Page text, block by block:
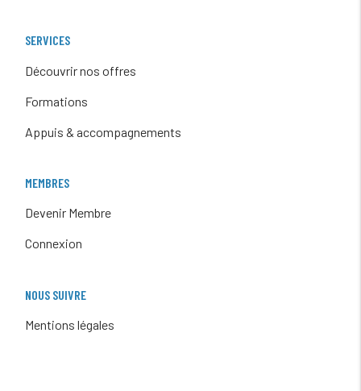
SERVICES
Découvrir nos offres
Formations
Appuis & accompagnements
MEMBRES
Devenir Membre
Connexion
NOUS SUIVRE
Mentions légales